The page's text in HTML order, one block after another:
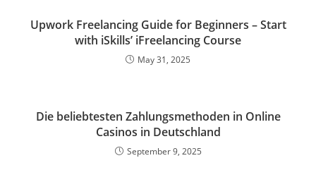
Upwork Freelancing Guide for Beginners – Start
with iSkills’ iFreelancing Course
May 31, 2025
Die beliebtesten Zahlungsmethoden in Online
Casinos in Deutschland
September 9, 2025